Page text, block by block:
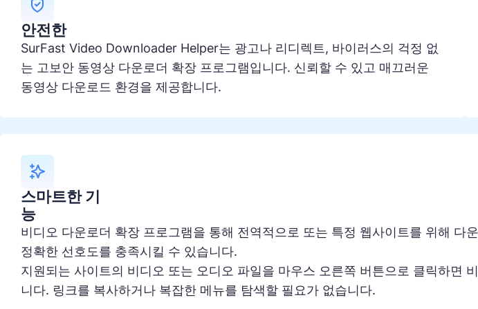
안전한
SurFast Video Downloader Helper는 광고나 리디렉트, 바이러스의 걱정 없
는 고보안 동영상 다운로더 확장 프로그램입니다. 신뢰할 수 있고 매끄러운
동영상 다운로드 환경을 제공합니다.
스마트한 기
능
비디오 다운로더 확장 프로그램을 통해 전역적으로 또는 특정 웹사이트를 위해
정확한 선호도를 충족시킬 수 있습니다.
지원되는 사이트의 비디오 또는 오디오 파일을 마우스 오른쪽 버튼으로 클릭하면
니다. 링크를 복사하거나 복잡한 메뉴를 탐색할 필요가 없습니다.